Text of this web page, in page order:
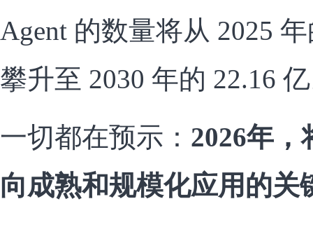
Agent 的数量将从 2025
攀升至 2030 年的 22.16
一切都在预示： 2026年
向成熟和规模化应用的关